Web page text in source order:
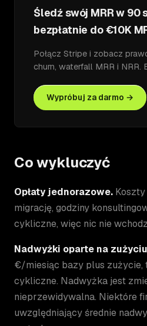
Śledź swój MRR w 90
bezpłatnie do €10K
Połącz Stripe i zobacz
churn, waterfall MRR i NRR.
Wypróbuj za darmo →
Co wykluczyć
Opłaty jednorazowe. Koszty
migrację, godziny
cykliczne, więc nic nie
Nadwyżki oparte na
€/miesiąc bazy plus
cykliczne. Nadwyżka jest
nieprzewidywalna. Niektóre
uwzględniający średnie